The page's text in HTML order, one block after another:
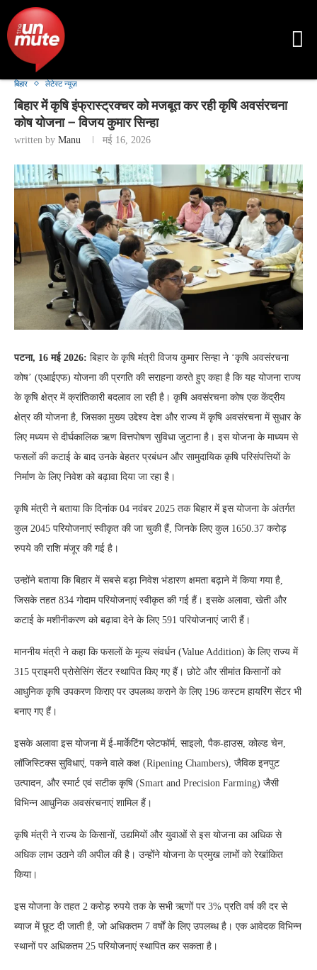
बिहार लेटेस्ट न्यूज़
बिहार में कृषि इंफ्रास्ट्रक्चर को मजबूत कर रही कृषि अवसंरचना
कोष योजना – विजय कुमार सिन्हा
written by Manu मई 16, 2026
पटना, 16 मई 2026: बिहार के कृषि मंत्री विजय कुमार सिन्हा ने ‘कृषि अवसंरचना
कोष’ (एआईएफ) योजना की प्रगति की सराहना करते हुए कहा है कि यह योजना राज्य
के कृषि क्षेत्र में क्रांतिकारी बदलाव ला रही है। कृषि अवसंरचना कोष एक केंद्रीय
क्षेत्र की योजना है, जिसका मुख्य उद्देश्य देश और राज्य में कृषि अवसंरचना में सुधार के
लिए मध्यम से दीर्घकालिक ऋण वित्तपोषण सुविधा जुटाना है। इस योजना के माध्यम से
फसलों की कटाई के बाद उनके बेहतर प्रबंधन और सामुदायिक कृषि परिसंपत्तियों के
निर्माण के लिए निवेश को बढ़ावा दिया जा रहा है।
कृषि मंत्री ने बताया कि दिनांक 04 नवंबर 2025 तक बिहार में इस योजना के अंतर्गत
कुल 2045 परियोजनाएं स्वीकृत की जा चुकी हैं, जिनके लिए कुल 1650.37 करोड़
रुपये की राशि मंजूर की गई है।
उन्होंने बताया कि बिहार में सबसे बड़ा निवेश भंडारण क्षमता बढ़ाने में किया गया है,
जिसके तहत 834 गोदाम परियोजनाएं स्वीकृत की गई हैं। इसके अलावा, खेती और
कटाई के मशीनीकरण को बढ़ावा देने के लिए 591 परियोजनाएं जारी हैं।
माननीय मंत्री ने कहा कि फसलों के मूल्य संवर्धन (Value Addition) के लिए राज्य में
315 प्राइमरी प्रोसेसिंग सेंटर स्थापित किए गए हैं। छोटे और सीमांत किसानों को
आधुनिक कृषि उपकरण किराए पर उपलब्ध कराने के लिए 196 कस्टम हायरिंग सेंटर भी
बनाए गए हैं।
इसके अलावा इस योजना में ई-मार्केटिंग प्लेटफॉर्म, साइलो, पैक-हाउस, कोल्ड चेन,
लॉजिस्टिक्स सुविधाएं, पकने वाले कक्ष (Ripening Chambers), जैविक इनपुट
उत्पादन, और स्मार्ट एवं सटीक कृषि (Smart and Precision Farming) जैसी
विभिन्न आधुनिक अवसंरचनाएं शामिल हैं।
कृषि मंत्री ने राज्य के किसानों, उद्यमियों और युवाओं से इस योजना का अधिक से
अधिक लाभ उठाने की अपील की है। उन्होंने योजना के प्रमुख लाभों को रेखांकित
किया।
इस योजना के तहत 2 करोड़ रुपये तक के सभी ऋणों पर 3% प्रति वर्ष की दर से
ब्याज में छूट दी जाती है, जो अधिकतम 7 वर्षों के लिए उपलब्ध है। एक आवेदक विभिन्न
स्थानों पर अधिकतम 25 परियोजनाएं स्थापित कर सकता है।